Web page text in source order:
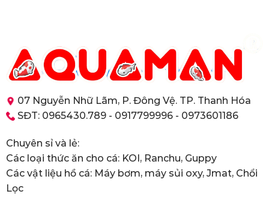
07 Nguyễn Nhữ Lãm, P. Đông Vệ. TP. Thanh Hóa
SĐT: 0965430.789 - 0917799996 - 0973601186
Chuyên sỉ và lẻ:
Các loại thức ăn cho cá: KOI, Ranchu, Guppy
Các vật liệu hồ cá: Máy bơm, máy sủi oxy, Jmat, Chổi
Lọc